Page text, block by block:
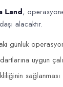
Land,
alacaktır.
günlük
uygun
sağlanması